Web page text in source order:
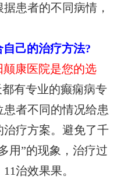
患者的不同病情，
己的治疗方法?
康医院是您的选
有专业的癫痫病专
者不同的情况给患
疗方案。避免了千
用”的现象，治疗过
治效果果。